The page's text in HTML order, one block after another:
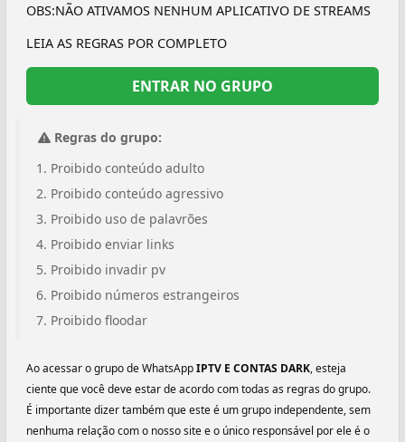
OBS:NÃO ATIVAMOS NENHUM APLICATIVO DE STREAMS
LEIA AS REGRAS POR COMPLETO
ENTRAR NO GRUPO
Regras do grupo:
Proibido conteúdo adulto
Proibido conteúdo agressivo
Proibido uso de palavrões
Proibido enviar links
Proibido invadir pv
Proibido números estrangeiros
Proibido floodar
Ao acessar o grupo de WhatsAppIPTV E CONTAS DARK, esteja
ciente que você deve estar de acordo com todas as regras do grupo.
É importante dizer também que este é um grupo independente, sem
nenhuma relação com o nosso site e o único responsável por ele é o